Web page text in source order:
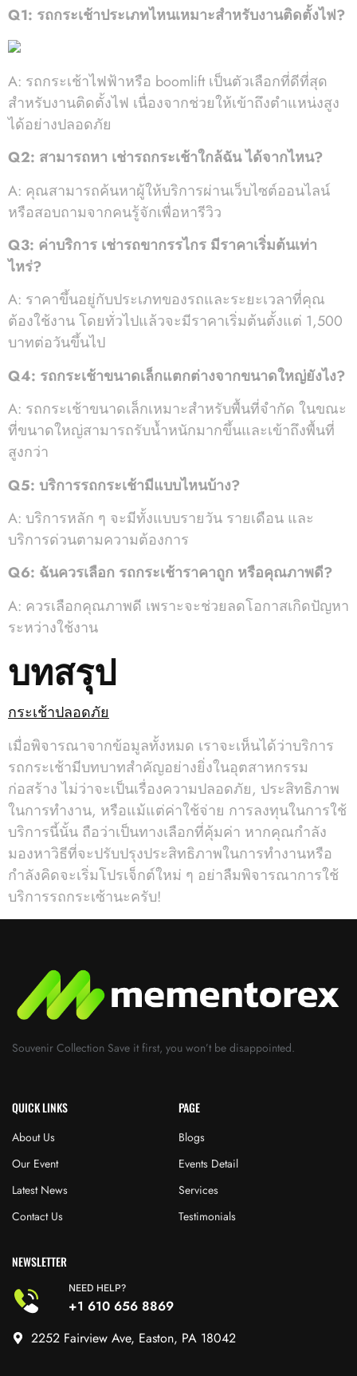
Q1: รถกระเช้าประเภทไหนเหมาะสำหรับงานติดตั้งไฟ?
A: รถกระเช้าไฟฟ้าหรือ boomlift เป็นตัวเลือกที่ดีที่สุด
สำหรับงานติดตั้งไฟ เนื่องจากช่วยให้เข้าถึงตำแหน่งสูง
ได้อย่างปลอดภัย
Q2: สามารถหา เช่ารถกระเช้าใกล้ฉัน ได้จากไหน?
A: คุณสามารถค้นหาผู้ให้บริการผ่านเว็บไซต์ออนไลน์
หรือสอบถามจากคนรู้จักเพื่อหารีวิว
Q3: ค่าบริการ เช่ารถขากรรไกร มีราคาเริ่มต้นเท่า
ไหร่?
A: ราคาขึ้นอยู่กับประเภทของรถและระยะเวลาที่คุณ
ต้องใช้งาน โดยทั่วไปแล้วจะมีราคาเริ่มต้นตั้งแต่ 1,500
บาทต่อวันขึ้นไป
Q4: รถกระเช้าขนาดเล็กแตกต่างจากขนาดใหญ่ยังไง?
A: รถกระเช้าขนาดเล็กเหมาะสำหรับพื้นที่จำกัด ในขณะ
ที่ขนาดใหญ่สามารถรับน้ำหนักมากขึ้นและเข้าถึงพื้นที่
สูงกว่า
Q5: บริการรถกระเช้ามีแบบไหนบ้าง?
A: บริการหลัก ๆ จะมีทั้งแบบรายวัน รายเดือน และ
บริการด่วนตามความต้องการ
Q6: ฉันควรเลือก รถกระเช้าราคาถูก หรือคุณภาพดี?
A: ควรเลือกคุณภาพดี เพราะจะช่วยลดโอกาสเกิดปัญหา
ระหว่างใช้งาน
บทสรุป
กระเช้าปลอดภัย
เมื่อพิจารณาจากข้อมูลทั้งหมด เราจะเห็นได้ว่าบริการ
รถกระเช้ามีบทบาทสำคัญอย่างยิ่งในอุตสาหกรรม
ก่อสร้าง ไม่ว่าจะเป็นเรื่องความปลอดภัย, ประสิทธิภาพ
ในการทำงาน, หรือแม้แต่ค่าใช้จ่าย การลงทุนในการใช้
บริการนี้นั้น ถือว่าเป็นทางเลือกที่คุ้มค่า หากคุณกำลัง
มองหาวิธีที่จะปรับปรุงประสิทธิภาพในการทำงานหรือ
กำลังคิดจะเริ่มโปรเจ็กต์ใหม่ ๆ อย่าลืมพิจารณาการใช้
บริการรถกระเซ้านะครับ!
Souvenir Collection Save it first, you won’t be disappointed.
QUICK LINKS
About Us
Our Event
Latest News
Contact Us
PAGE
Blogs
Events Detail
Services
Testimonials
NEWSLETTER
NEED HELP?
+1 610 656 8869
2252 Fairview Ave, Easton, PA 18042